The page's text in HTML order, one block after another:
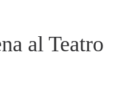
al Teatro